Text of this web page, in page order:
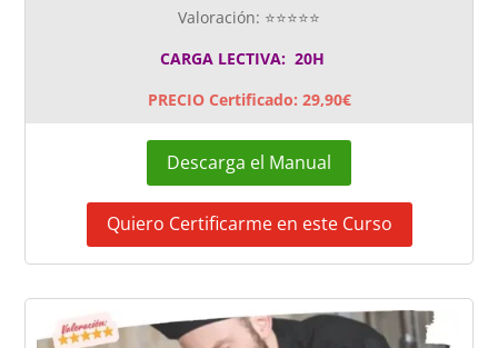
Valoración: ⭐⭐⭐⭐⭐
CARGA LECTIVA: 20H
PRECIO Certificado: 29,90€
Descarga el Manual
Quiero Certificarme en este Curso